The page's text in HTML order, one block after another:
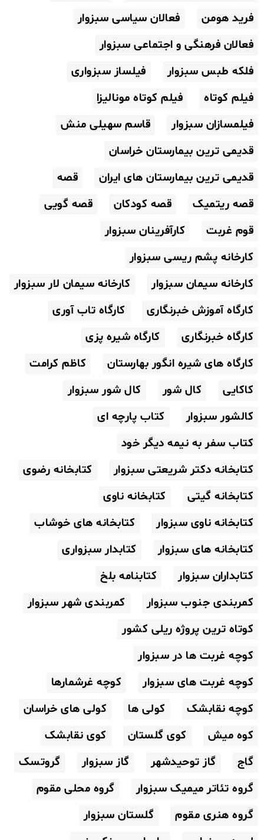
فرید هومن
فعالان سیاسی سبزوار
فعالان فرهنگی و اجتماعی سبزوار
فلکه طبس سبزوار
فیلساز سبزواری
فیلم کوتاه
فیلم کوتاه مونالیزا
فیلمسازان سبزوار
قاسم سهیلی منش
قدیمی ترین بیمارستان خراسان
قدیمی ترین بیمارستان های ایران
قصه
قصه ریتمیک
قصه کودکان
قصه گویی
قوم غربت
کارآفرینان سبزوار
کارخانه پشم ریسی سبزوار
کارخانه سیمان سبزوار
کارخانه سیمان لار سبزوار
کارگاه آموزش خبرنگاری
کارگاه تاب آوری
کارگاه خبرنگاری
کارگاه شیره پزی
کارگاه های شیره انگور بهارستان
کاظم کرامت
کاکایی
کال شور
کال شور سبزوار
کالشور سبزوار
کتاب پارچه ای
کتاب سفر به نیمه دیگر خود
کتابخانه دکتر شریعتی سبزوار
کتابخانه رضوی
کتابخانه گیتی
کتابخانه ناوی
کتابخانه ناوی سبزوار
کتابخانه های خوشاب
کتابخانه های سبزوار
کتابدار سبزواری
کتابداران سبزوار
کتابنامه بلخ
کمربندی جنوب سبزوار
کمربندی شهر سبزوار
کوتاه ترین پروژه ریلی کشور
کوچه غربت ها در سبزوار
کوچه غربت های سبزوار
کوچه غرشمارها
کوچه نقابشک
کولی ها
کولی های خراسان
کوه میش
کوی گلستان
کوی نقابشک
گاج
گاز توحیدشهر گاز سبزوار
گروتسک
گروه تئاتر میمیک سبزوار
گروه محلی مقوم
گروه هنری مقوم
گلستان سبزوار